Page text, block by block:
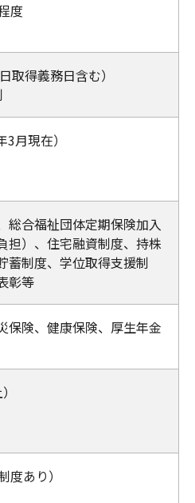
度
取得義務日含む）
月現在）
総合福祉団体定期保険加入
担）、住宅融資制度、持株
蓄制度、学位取得支援制
彰等
保険、健康保険、厚生年金
度あり）